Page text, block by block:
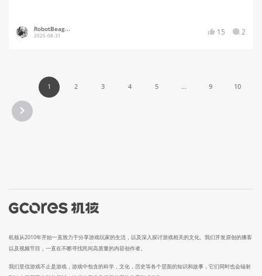
RobotBeag...
2025-08-31 15 2
1 2 3 4 5 ... 9 10
机核从2010年开始一直致力于分享游戏玩家的生活，以及深入探讨游戏相关的文化。我们开发原创的播客
以及视频节目，一直在不断寻找民间高质量的内容创作者。
我们坚信游戏不止是游戏，游戏中包含的科学，文化，历史等各个层面的知识和故事，它们同时也会辐射